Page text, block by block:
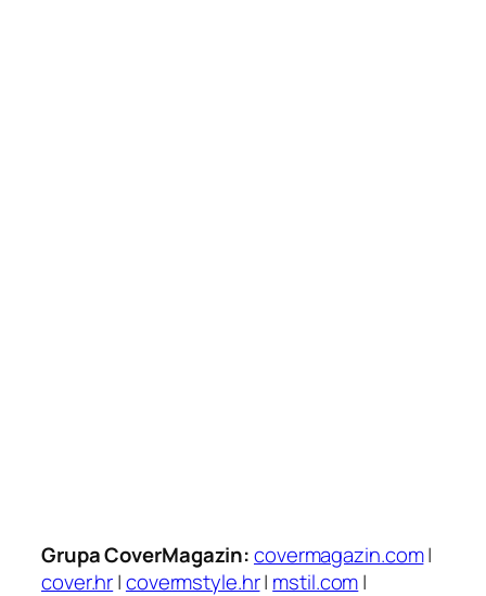
Grupa CoverMagazin:covermagazin.com|
cover.hr|covermstyle.hr| mstil.com|